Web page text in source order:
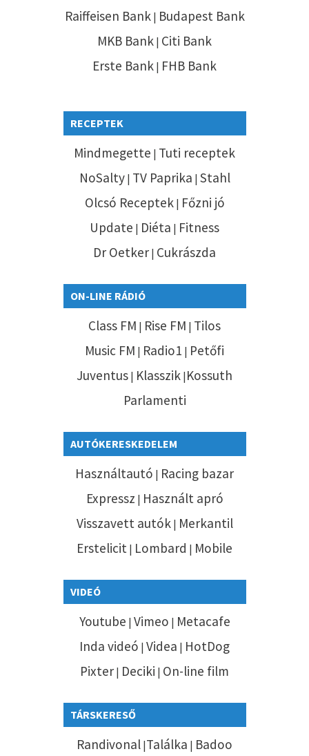
Raiffeisen Bank | Budapest Bank
MKB Bank | Citi Bank
Erste Bank | FHB Bank
RECEPTEK
Mindmegette | Tuti receptek
NoSalty| TV Paprika | Stahl
Olcsó Receptek | Főzni jó
Update | Diéta | Fitness
Dr Oetker | Cukrászda
ON-LINE RÁDIÓ
Class FM | Rise FM | Tilos
Music FM | Radio1 | Petőfi
Juventus | Klasszik | Kossuth
Parlamenti
AUTÓKERESKEDELEM
Használtautó | Racing bazar
Expressz | Használt apró
Visszavett autók | Merkantil
Erstelicit | Lombard | Mobile
VIDEÓ
Youtube | Vimeo | Metacafe
Inda videó | Videa | HotDog
Pixter | Deciki | On-line film
TÁRSKERESŐ
Randivonal |Találka | Badoo